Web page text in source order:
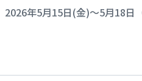
2026年5月15日(金)～5月18